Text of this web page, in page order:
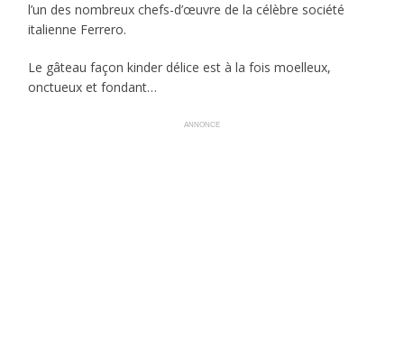
l’un des nombreux chefs-d’œuvre de la célèbre société
italienne Ferrero.
Le gâteau façon kinder délice est à la fois moelleux,
onctueux et fondant…
ANNONCE